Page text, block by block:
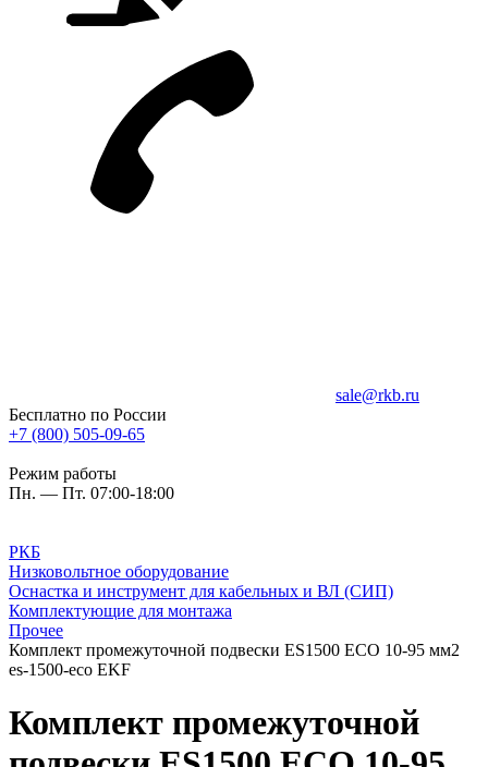
sale@rkb.ru
Бесплатно по России
+7 (800) 505-09-65
Режим работы
Пн. — Пт. 07:00-18:00
РКБ
Низковольтное оборудование
Оснастка и инструмент для кабельных и ВЛ (СИП)
Комплектующие для монтажа
Прочее
Комплект промежуточной подвески ES1500 ECO 10-95 мм2
es-1500-eco EKF
Комплект промежуточной